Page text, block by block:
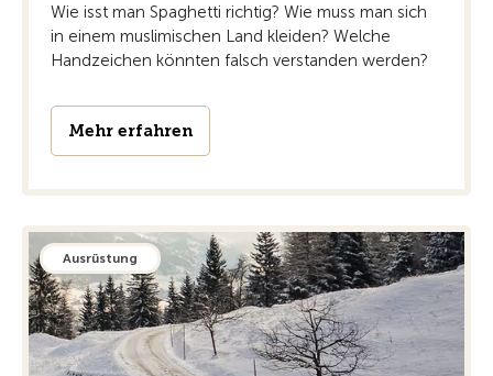
Wie isst man Spaghetti richtig? Wie muss man sich
in einem muslimischen Land kleiden? Welche
Handzeichen könnten falsch verstanden werden?
Mehr erfahren
Ausrüstung